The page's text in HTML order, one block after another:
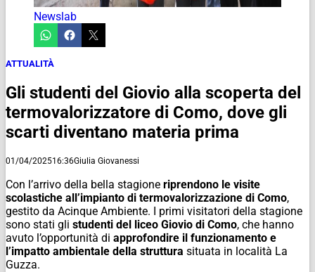
Newslab
ATTUALITÀ
Gli studenti del Giovio alla scoperta del
termovalorizzatore di Como, dove gli
scarti diventano materia prima
01/04/202516:36Giulia Giovanessi
Con l’arrivo della bella stagione riprendono le visite
scolastiche all’impianto di termovalorizzazione di Como,
gestito da Acinque Ambiente. I primi visitatori della stagione
sono stati gli studenti del liceo Giovio di Como, che hanno
avuto l’opportunità di approfondire il funzionamento e
l’impatto ambientale della struttura situata in località La
Guzza.